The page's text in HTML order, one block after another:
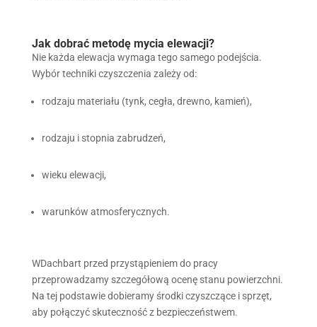
Jak dobrać metodę mycia elewacji?
Nie każda elewacja wymaga tego samego podejścia.
Wybór techniki czyszczenia zależy od:
rodzaju materiału (tynk, cegła, drewno, kamień),
rodzaju i stopnia zabrudzeń,
wieku elewacji,
warunków atmosferycznych.
WDachbart przed przystąpieniem do pracy
przeprowadzamy szczegółową ocenę stanu powierzchni.
Na tej podstawie dobieramy środki czyszczące i sprzęt,
aby połączyć skuteczność z bezpieczeństwem.